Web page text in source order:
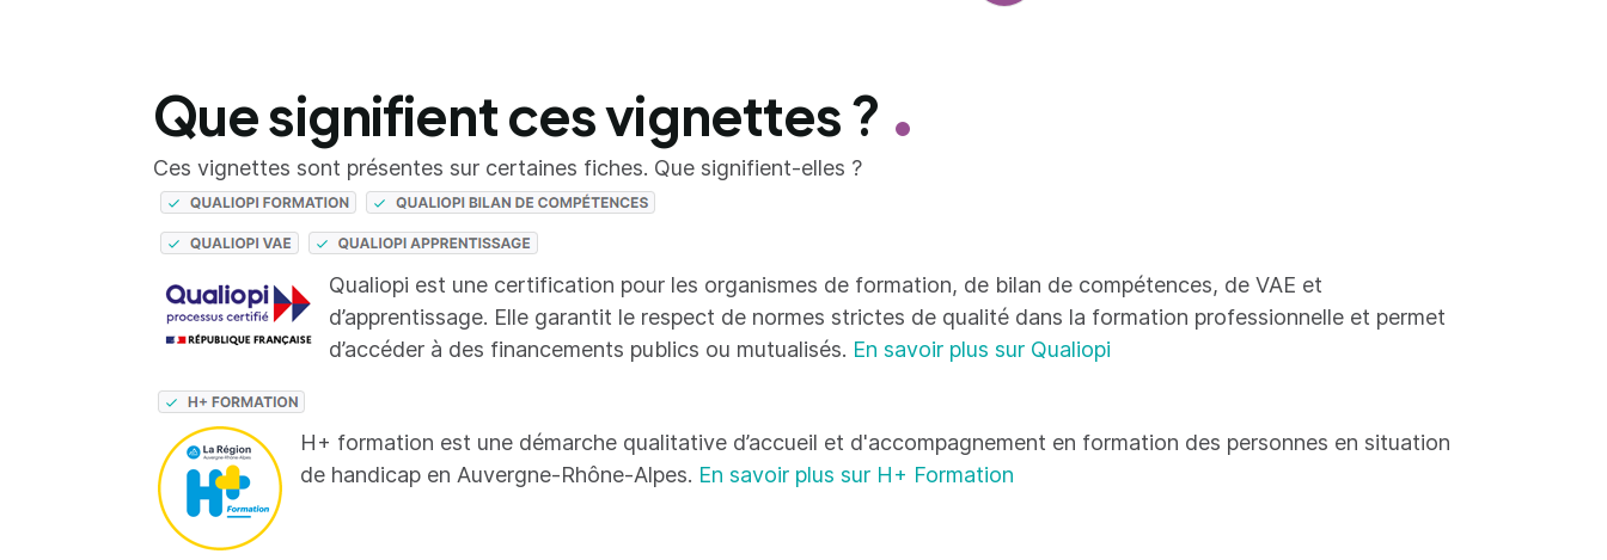
Que signifient ces vignettes ?
Ces vignettes sont présentes sur certaines fiches. Que signifient-elles ?
Qualiopi est une certification pour les organismes de formation, de bilan de compétences, de VAE et
d’apprentissage. Elle garantit le respect de normes strictes de qualité dans la formation professionnelle et permet
d’accéder à des financements publics ou mutualisés. En savoir plus sur Qualiopi
H+ formation est une démarche qualitative d’accueil et d'accompagnement en formation des personnes en situation
de handicap en Auvergne-Rhône-Alpes. En savoir plus sur H+ Formation